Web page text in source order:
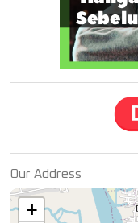
Our Address
+